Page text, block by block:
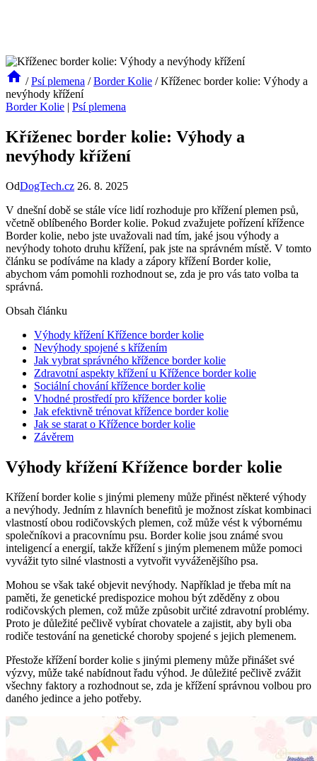
/ Psí plemena / Border Kolie / Kříženec border kolie: Výhody a
nevýhody křížení
Border Kolie | Psí plemena
Kříženec border kolie: Výhody a
nevýhody křížení
OdDogTech.cz 26. 8. 2025
V dnešní době se stále více lidí rozhoduje pro křížení plemen psů,
včetně oblíbeného Border kolie. Pokud zvažujete pořízení křížence
Border kolie, nebo jste uvažovali nad tím, jaké jsou výhody a
nevýhody tohoto druhu křížení, pak jste na správném místě. V tomto
článku se podíváme na klady a zápory křížení Border kolie,
abychom vám pomohli rozhodnout se, zda je pro vás tato volba ta
správná.
Obsah článku
Výhody křížení Křížence border kolie
Nevýhody spojené s křížením
Jak vybrat správného křížence border kolie
Zdravotní aspekty křížení u Křížence border kolie
Sociální chování křížence border kolie
Vhodné prostředí pro křížence border kolie
Jak efektivně trénovat křížence border kolie
Jak se starat o Křížence border kolie
Závěrem
Výhody křížení Křížence border kolie
Křížení border kolie s jinými plemeny může přinést některé výhody
a nevýhody. Jedním z hlavních benefitů je možnost získat kombinaci
vlastností obou rodičovských plemen, což může vést k výbornému
společníkovi a pracovnímu psu. Border kolie jsou známé svou
inteligencí a energií, takže křížení s jiným plemenem může pomoci
vyvážit tyto silné vlastnosti a vytvořit vyváženějšího psa.
Mohou se však také objevit nevýhody. Například je třeba mít na
paměti, že genetické predispozice mohou být zděděny z obou
rodičovských plemen, což může způsobit určité zdravotní problémy.
Proto je důležité pečlivě vybírat chovatele a zajistit, aby byli oba
rodiče testování na genetické choroby spojené s jejich plemenem.
Přestože křížení border kolie s jinými plemeny může přinášet své
výzvy, může také nabídnout řadu výhod. Je důležité pečlivě zvážit
všechny faktory a rozhodnout se, zda je křížení správnou volbou pro
daného jedince a jeho potřeby.